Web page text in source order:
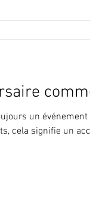
un
cela signifie un